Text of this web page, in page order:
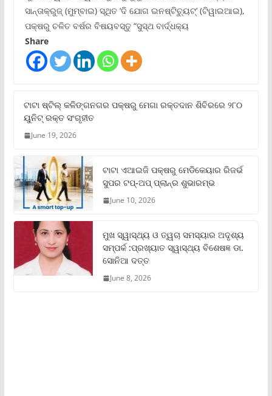
ସାନ୍ତାକ୍ରୁଜ୍ (ମୁମ୍ବାଇ) ସ୍ଥିତ ‘ଦି ଯୋଗ ଇନଷ୍ଟିଚ୍ୟୁଟ୍‌’ (ଟିୱାଇଆଇ),
ପକ୍ଷରୁ ଚଳିତ ବର୍ଷର ବିଷୟବସ୍ତୁ “ସୁସ୍ଥ ବାର୍ଦ୍ଧକ୍ୟ
Share
ଟାଟା ଷ୍ଟିଲ୍‌ କଳିଙ୍ଗନଗର ପକ୍ଷରୁ ମେଗା ରକ୍ତଦାନ ଶିବିରରେ ୨୮୦
ୟୁନିଟ୍‌ ରକ୍ତ ସଂଗୃହୀତ
June 19, 2026
ଟାଟା ଏଆଇଜି ପକ୍ଷରୁ ମେଡିକେୟାର ରିଜର୍ଭ
ସୁପର ଟପ୍‌-ଅପ୍ ପ୍ଲାନ୍‌ର ଶୁଭାରମ୍ଭ
June 10, 2026
ମୁଖ ସ୍ୱାସ୍ଥ୍ୟ ଓ ତ୍ୱଚା ସମସ୍ୟାର ଅଦୃଶ୍ୟ
ସମ୍ପର୍କ :ପ୍ରଖ୍ୟାତ ସ୍ୱାସ୍ଥ୍ୟ ବିଶେଷଜ୍ଞ ଡା.
ସୋନିଆ ଦତ୍ତ
June 8, 2026